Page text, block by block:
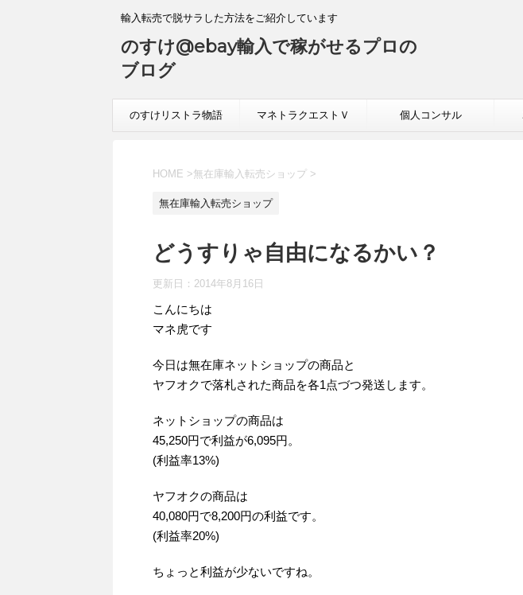
輸入転売で脱サラした方法をご紹介しています
のすけ@ebay輸入で稼がせるプロの
ブログ
のすけリストラ物語 マネトラクエストＶ 個人コンサル
HOME >無在庫輸入転売ショップ >
無在庫輸入転売ショップ
どうすりゃ自由になるかい？
更新日： 2014年8月16日
こんにちは
マネ虎です
今日は無在庫ネットショップの商品と
ヤフオクで落札された商品を各1点づつ発送します。
ネットショップの商品は
45,250円で利益が6,095円。
(利益率13%)
ヤフオクの商品は
40,080円で8,200円の利益です。
(利益率20%)
ちょっと利益が少ないですね。